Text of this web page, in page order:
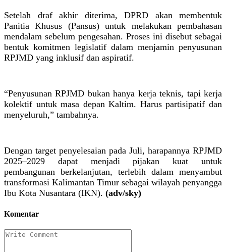
Setelah draf akhir diterima, DPRD akan membentuk
Panitia Khusus (Pansus) untuk melakukan pembahasan
mendalam sebelum pengesahan. Proses ini disebut sebagai
bentuk komitmen legislatif dalam menjamin penyusunan
RPJMD yang inklusif dan aspiratif.
“Penyusunan RPJMD bukan hanya kerja teknis, tapi kerja
kolektif untuk masa depan Kaltim. Harus partisipatif dan
menyeluruh,” tambahnya.
Dengan target penyelesaian pada Juli, harapannya RPJMD
2025–2029 dapat menjadi pijakan kuat untuk
pembangunan berkelanjutan, terlebih dalam menyambut
transformasi Kalimantan Timur sebagai wilayah penyangga
Ibu Kota Nusantara (IKN). (adv/sky)
Komentar